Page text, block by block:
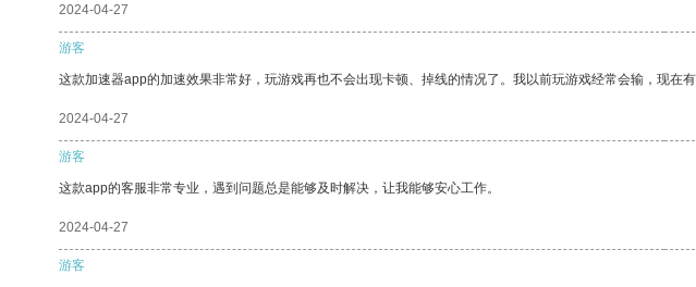
2024-04-27
游客
这款加速器app的加速效果非常好，玩游戏再也不会出现卡顿、掉线的情况了。我以前玩游戏经常会输，现在
2024-04-27
游客
这款app的客服非常专业，遇到问题总是能够及时解决，让我能够安心工作。
2024-04-27
游客